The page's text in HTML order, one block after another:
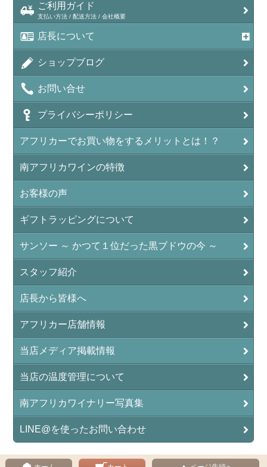
ご利用ガイド
支払い方法 / 配送方法 / 会社概要
店長について
ショップブログ
お問い合せ
プライバシーポリシー
アフリカーでお買い物をするメリットとは！？
南アフリカワインの特徴
お客様の声
ギフトラッピングについて
サンソー ～ かつて１位だった黒ブドウの今 ～
スタッフ紹介
店長から皆様へ
アフリカー店舗情報
当店メディア掲載情報
当店の温度管理について
南アフリカワイナリー写真集
LINE@を使ったお問い合わせ